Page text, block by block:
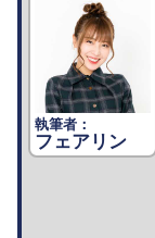
フェアリン